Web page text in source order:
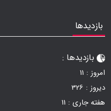
بازدیدها
بازدیدها :
امروز : 11
دیروز : 326
هفته جاری : 11